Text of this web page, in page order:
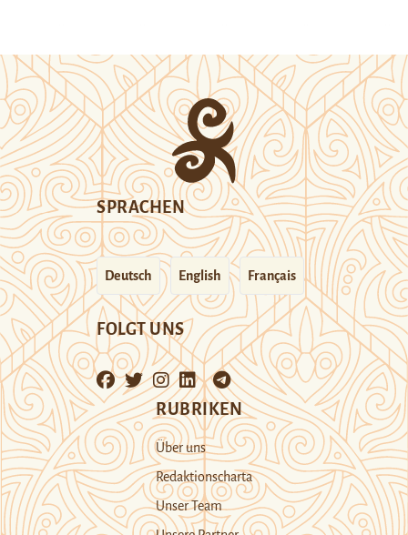
SPRACHEN
Deutsch English Français
FOLGT UNS
RUBRIKEN
Über uns
Redaktionscharta
Unser Team